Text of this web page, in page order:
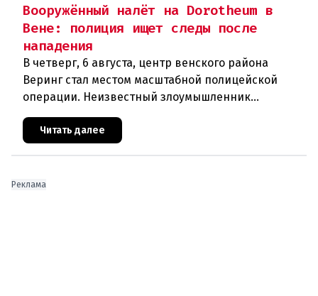
Вооружённый налёт на Dorotheum в
Вене: полиция ищет следы после
нападения
В четверг, 6 августа, центр венского района
Веринг стал местом масштабной полицейской
операции. Неизвестный злоумышленник
знаменитого аукционного дома Dorotheu
Читать далее
Реклама